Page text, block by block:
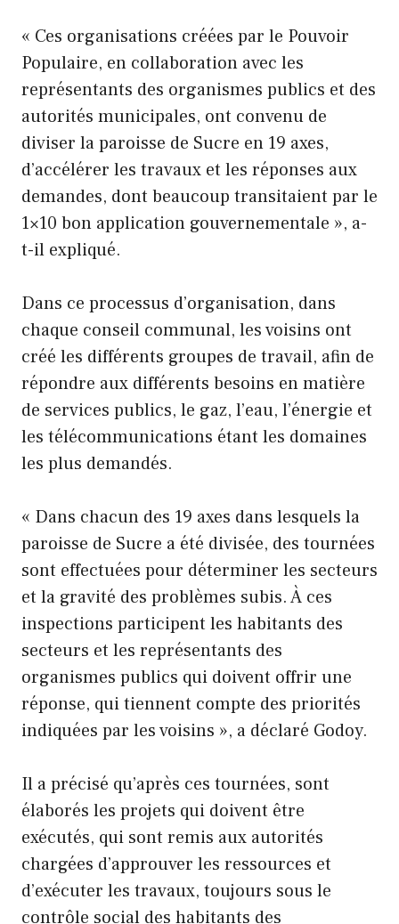
« Ces organisations créées par le Pouvoir
Populaire, en collaboration avec les
représentants des organismes publics et des
autorités municipales, ont convenu de
diviser la paroisse de Sucre en 19 axes,
d’accélérer les travaux et les réponses aux
demandes, dont beaucoup transitaient par le
1×10 bon application gouvernementale », a-
t-il expliqué.
Dans ce processus d’organisation, dans
chaque conseil communal, les voisins ont
créé les différents groupes de travail, afin de
répondre aux différents besoins en matière
de services publics, le gaz, l’eau, l’énergie et
les télécommunications étant les domaines
les plus demandés.
« Dans chacun des 19 axes dans lesquels la
paroisse de Sucre a été divisée, des tournées
sont effectuées pour déterminer les secteurs
et la gravité des problèmes subis. À ces
inspections participent les habitants des
secteurs et les représentants des
organismes publics qui doivent offrir une
réponse, qui tiennent compte des priorités
indiquées par les voisins », a déclaré Godoy.
Il a précisé qu’après ces tournées, sont
élaborés les projets qui doivent être
exécutés, qui sont remis aux autorités
chargées d’approuver les ressources et
d’exécuter les travaux, toujours sous le
contrôle social des habitants des